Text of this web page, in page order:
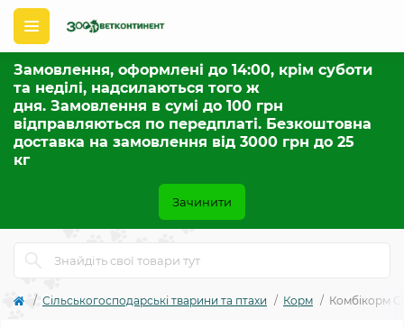
Замовлення, оформлені до 14:00, крім суботи
та неділі, надсилаються того ж
дня. Замовлення в сумі до 100 грн
відправляються по передплаті. Безкоштовна
доставка на замовлення від 3000 грн до 25
кг
Зачинити
Сільськогосподарські тварини та птахи Корм Комбікорм